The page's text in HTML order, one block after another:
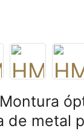
de metal